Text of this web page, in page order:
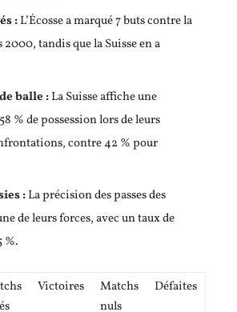
:L’Écosse a marqué 7 buts contre la
2000, tandis que la Suisse en a
balle :La Suisse affiche une
% de possession lors de leurs
contre 42 % pour
:La précision des passes des
de leurs forces, avec un taux de
%.
Victoires
Matchs
nuls
Défaites